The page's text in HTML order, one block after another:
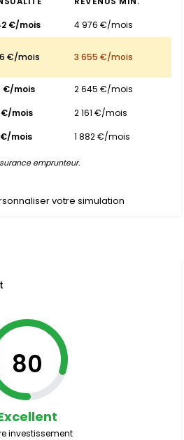
€/mois
4 976 €/mois
€/mois 3 655 €/mois
€/mois
2 645 €/mois
€/mois
2 161 €/mois
€/mois 1 882 €/mois
emprunteur.
votre simulation
80
investissement